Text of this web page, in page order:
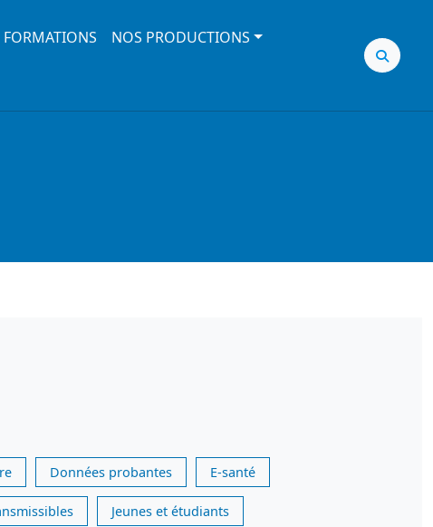
NOS PRODUCTIONS
Données probantes E-santé
Jeunes et étudiants